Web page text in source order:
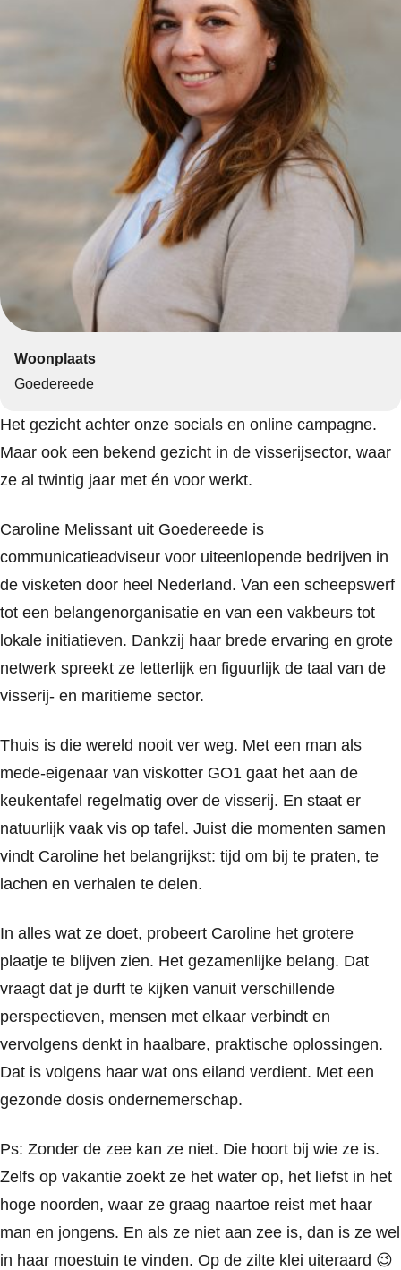
Woonplaats
Goedereede
Het gezicht achter onze socials en online campagne.
Maar ook een bekend gezicht in de visserijsector, waar
ze al twintig jaar met én voor werkt.
Caroline Melissant uit Goedereede is
communicatieadviseur voor uiteenlopende bedrijven in
de visketen door heel Nederland. Van een scheepswerf
tot een belangenorganisatie en van een vakbeurs tot
lokale initiatieven. Dankzij haar brede ervaring en grote
netwerk spreekt ze letterlijk en figuurlijk de taal van de
visserij- en maritieme sector.
Thuis is die wereld nooit ver weg. Met een man als
mede-eigenaar van viskotter GO1 gaat het aan de
keukentafel regelmatig over de visserij. En staat er
natuurlijk vaak vis op tafel. Juist die momenten samen
vindt Caroline het belangrijkst: tijd om bij te praten, te
lachen en verhalen te delen.
In alles wat ze doet, probeert Caroline het grotere
plaatje te blijven zien. Het gezamenlijke belang. Dat
vraagt dat je durft te kijken vanuit verschillende
perspectieven, mensen met elkaar verbindt en
vervolgens denkt in haalbare, praktische oplossingen.
Dat is volgens haar wat ons eiland verdient. Met een
gezonde dosis ondernemerschap.
Ps: Zonder de zee kan ze niet. Die hoort bij wie ze is.
Zelfs op vakantie zoekt ze het water op, het liefst in het
hoge noorden, waar ze graag naartoe reist met haar
man en jongens. En als ze niet aan zee is, dan is ze wel
in haar moestuin te vinden. Op de zilte klei uiteraard 😉